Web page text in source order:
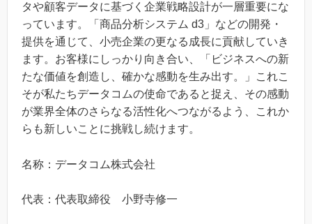
タや顧客データに基づく企業戦略設計が一層重要にな
っています。「商品分析システム d3」などの開発・
提供を通じて、小売企業の更なる成長に貢献していき
ます。お客様にしっかり向き合い、「ビジネスへの新
たな価値を創造し、確かな感動を生み出す。」これこ
そが私たちデータコムの使命であると捉え、その感動
が業界全体のさらなる活性化へつながるよう、これか
らも新しいことに挑戦し続けます。
名称：データコム株式会社
代表：代表取締役 小野寺修一